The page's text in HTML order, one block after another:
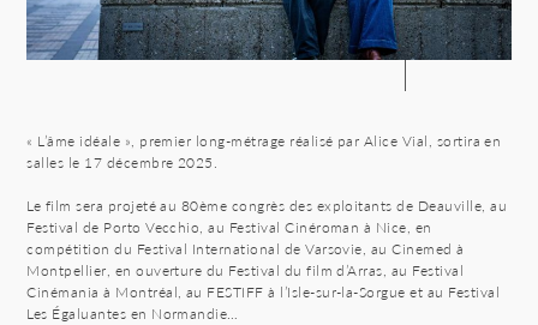
« L’âme idéale », premier long-métrage réalisé par Alice Vial, sortira en
salles le 17 décembre 2025.
Le film sera projeté au 80ème congrès des exploitants de Deauville, au
Festival de Porto Vecchio, au Festival Cinéroman à Nice, en
compétition du Festival International de Varsovie, au Cinemed à
Montpellier, en ouverture du Festival du film d’Arras, au Festival
Cinémania à Montréal, au FESTIFF à l’Isle-sur-la-Sorgue et au Festival
Les Égaluantes en Normandie…